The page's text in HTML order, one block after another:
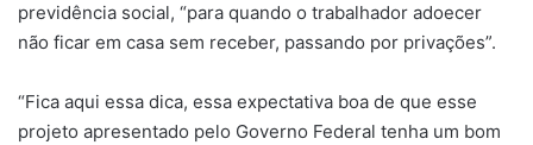
previdência social, “para quando o trabalhador adoecer
não ficar em casa sem receber, passando por privações”.
“Fica aqui essa dica, essa expectativa boa de que esse
projeto apresentado pelo Governo Federal tenha um bom